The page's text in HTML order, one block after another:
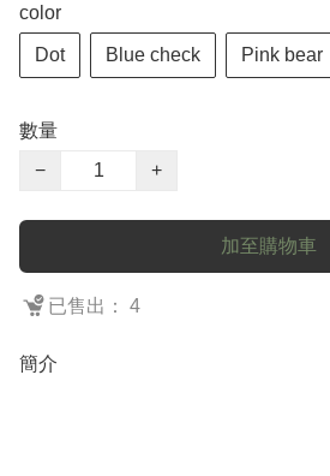
color
Dot Blue check Pink bear
數量
−
+
加至購物車
已售出： 4
簡介